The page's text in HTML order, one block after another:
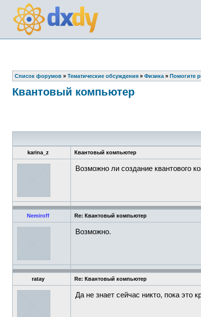
Список форумов » Тематические обсуждения » Физика » Помогите
Квантовый компьютер
karina_z Квантовый компьютер
Возможно ли создание квантового
Nemiroff Re: Квантовый компьютер
Возможно.
ratay Re: Квантовый компьютер
Да не знает сейчас никто, пока это